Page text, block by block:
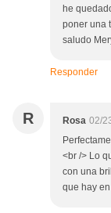
he
poner una
saludo
Responder
R Rosa 02/
<br /> Lo
con una
que hay